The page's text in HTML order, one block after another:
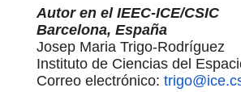
Autor en el IEEC-ICE/CSIC
Barcelona, España
Josep Maria Trigo-Rodríguez
Instituto de Ciencias del
Correo electrónico: